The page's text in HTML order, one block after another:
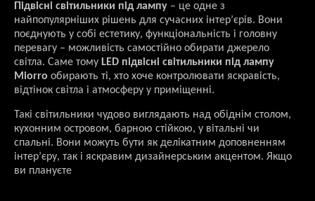
Підвісні світильники під лампу – це одне з
найпопулярніших рішень для сучасних інтер’єрів. Вони
поєднують у собі естетику, функціональність і головну
перевагу – можливість самостійно обирати джерело
світла. Саме тому LED підвісні світильники під лампу
Miorro обирають ті, хто хоче контролювати яскравість,
відтінок світла і атмосферу у приміщенні.
Такі світильники чудово виглядають над обіднім столом,
кухонним островом, барною стійкою, у вітальні чи
спальні. Вони можуть бути як делікатним доповненням
інтер’єру, так і яскравим дизайнерським акцентом. Якщо
ви плануєте